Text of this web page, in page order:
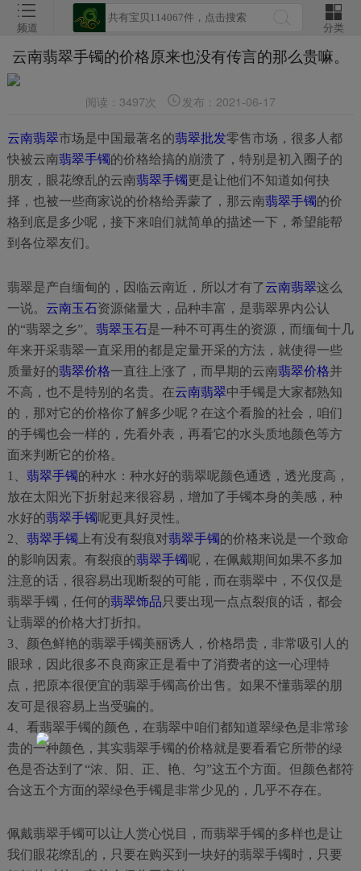
频道 分类
云南翡翠手镯的价格原来也没有传言的那么贵嘛。
阅读：3497次 发布：2021-06-17
云南翡翠市场是中国最著名的翡翠批发零售市场，很多人都
快被云南翡翠手镯的价格给搞的崩溃了，特别是初入圈子的
朋友，眼花缭乱的云南翡翠手镯更是让他们不知道如何抉
择，也被一些商家说的价格给弄蒙了，那云南翡翠手镯的价
格到底是多少呢，接下来咱们就简单的描述一下，希望能帮
到各位翠友们。
翡翠是产自缅甸的，因临云南近，所以才有了云南翡翠这么
一说。 云南玉石资源储量大，品种丰富，是翡翠界内公认
的“翡翠之乡”。 翡翠玉石是一种不可再生的资源，而缅甸十几
年来开采翡翠一直采用的都是定量开采的方法，就使得一些
质量好的翡翠价格一直往上涨了，而早期的云南翡翠价格并
不高，也不是特别的名贵。在云南翡翠中手镯是大家都熟知
的，那对它的价格你了解多少呢？在这个看脸的社会，咱们
的手镯也会一样的，先看外表，再看它的水头质地颜色等方
面来判断它的价格。
1、 翡翠手镯的种水：种水好的翡翠呢颜色通透，透光度高，
放在太阳光下折射起来很容易，增加了手镯本身的美感，种
水好的翡翠手镯呢更具好灵性。
2、 翡翠手镯 上有没有裂痕对翡翠手镯的价格来说是一个致命
的影响因素。有裂痕的翡翠手镯呢，在佩戴期间如果不多加
注意的话，很容易出现断裂的可能，而在翡翠中，不仅仅是
翡翠手镯，任何的翡翠饰品 只要出现一点点裂痕的话，都会
让翡翠的价格大打折扣。
3、颜色鲜艳的翡翠手镯美丽诱人，价格昂贵，非常吸引人的
眼球，因此很多不良商家正是看中了消费者的这一心理特
点，把原本很便宜的翡翠手镯高价出售。如果不懂翡翠的朋
友可是很容易上当受骗的。
4、看翡翠手镯的颜色，在翡翠中咱们都知道翠绿色是非常珍
贵的一种颜色，其实翡翠手镯的价格就是要看看它所带的绿
色是否达到了“浓、阳、正、艳、匀”这五个方面。但颜色都符
合这五个方面的翠绿色手镯是非常少见的，几乎不存在。
佩戴翡翠手镯可以让人赏心悦目，而翡翠手镯的多样也是让
我们眼花缭乱的，只要在购买到一块好的翡翠手镯时，只要